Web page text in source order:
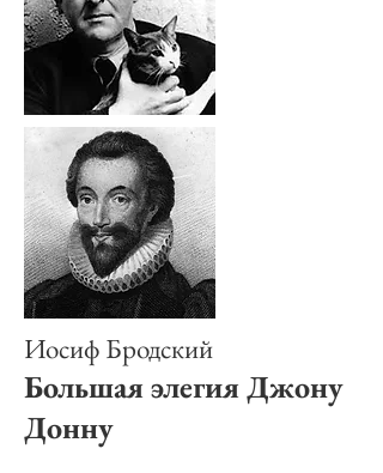
Иосиф Бродский
Большая элегия Джону
Донну